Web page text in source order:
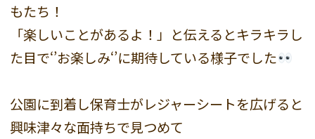
もたち！
「楽しいことがあるよ！」と伝えるとキラキラし
た目で‘’お楽しみ‘’に期待している様子でした
公園に到着し保育士がレジャーシートを広げると
興味津々な面持ちで見つめて